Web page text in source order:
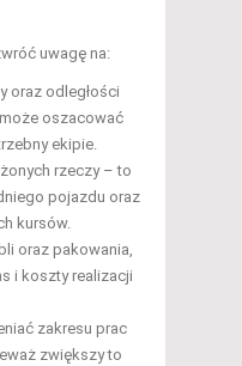
uwagę na:
oraz odległości
oszacować
ekipie.
rzeczy – to
pojazdu oraz
kursów.
oraz pakowania,
i koszty realizacji
zakresu prac
zwiększy to